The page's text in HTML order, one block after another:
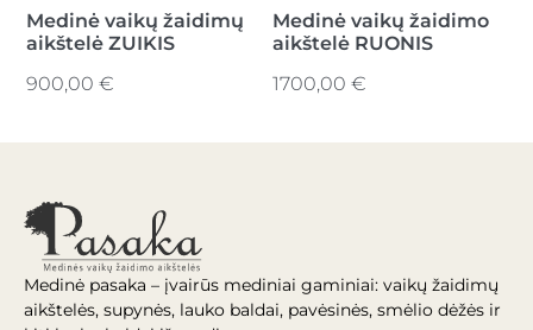
Medinė vaikų žaidimų
aikštelė ZUIKIS
900,00€
Medinė vaikų žaidimo
aikštelė RUONIS
1700,00 €
Medinė pasaka – įvairūs mediniai gaminiai: vaikų žaidimų
aikštelės, supynės, lauko baldai, pavėsinės, smėlio dėžės ir